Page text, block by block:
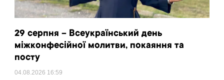
29 серпня – Всеукраїнський день
міжконфесійної молитви, покаяння та
посту
04.08.2026 16:59